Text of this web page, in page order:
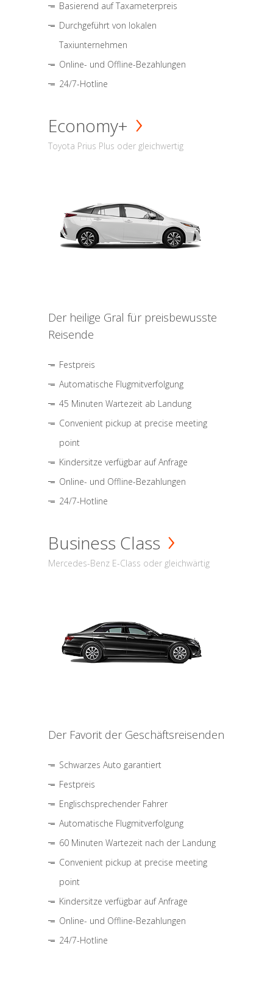
Basierend auf Taxameterpreis
Durchgeführt von lokalen
Taxiunternehmen
Online- und Offline-Bezahlungen
24/7-Hotline
Economy+
Toyota Prius Plus oder gleichwertig
Der heilige Gral für preisbewusste
Reisende
Festpreis
Automatische Flugmitverfolgung
45 Minuten Wartezeit ab Landung
Convenient pickup at precise meeting
point
Kindersitze verfügbar auf Anfrage
Online- und Offline-Bezahlungen
24/7-Hotline
Business Class
Mercedes-Benz E-Class oder gleichwärtig
Der Favorit der Geschäftsreisenden
Schwarzes Auto garantiert
Festpreis
Englischsprechender Fahrer
Automatische Flugmitverfolgung
60 Minuten Wartezeit nach der Landung
Convenient pickup at precise meeting
point
Kindersitze verfügbar auf Anfrage
Online- und Offline-Bezahlungen
24/7-Hotline